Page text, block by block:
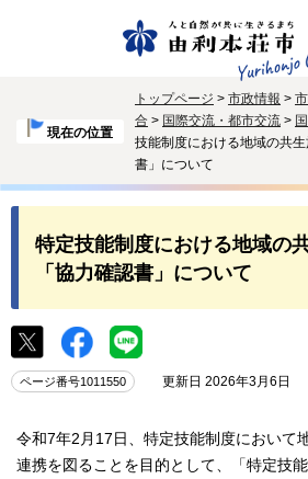
現在の位置
トップページ > 市政情報 >
合 > 国際交流・都市交流 >
技能制度における地域の共
書」について
特定技能制度における地域の
「協力確認書」について
ページ番号1011550 更新日 2026年3月6日
令和7年2月17日、特定技能制度において
連携を図ることを目的として、「特定技